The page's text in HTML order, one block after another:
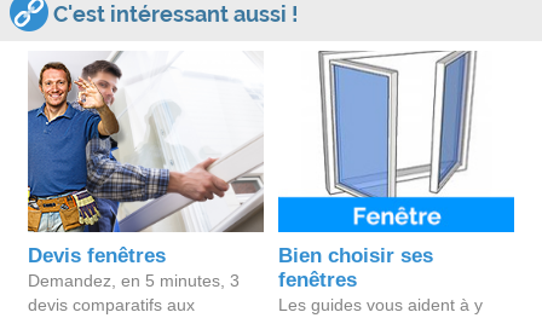
C'est intéressant aussi !
Devis fenêtres
Demandez, en 5 minutes, 3
devis comparatifs aux
Bien choisir ses
fenêtres
Les guides vous aident à y